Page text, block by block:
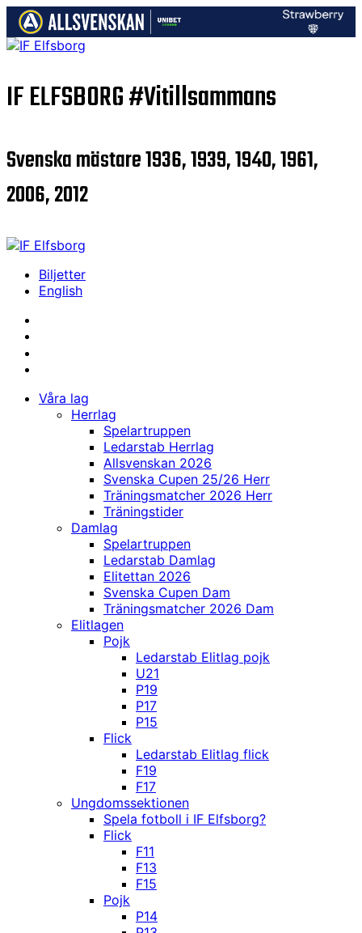
IF ELFSBORG#Vitillsammans
Svenska mästare 1936, 1939, 1940, 1961,
2006, 2012
Biljetter
English
Våra lag
Herrlag
Spelartruppen
Ledarstab Herrlag
Allsvenskan 2026
Svenska Cupen 25/26 Herr
Träningsmatcher 2026 Herr
Träningstider
Damlag
Spelartruppen
Ledarstab Damlag
Elitettan 2026
Svenska Cupen Dam
Träningsmatcher 2026 Dam
Elitlagen
Pojk
Ledarstab Elitlag pojk
U21
P19
P17
P15
Flick
Ledarstab Elitlag flick
F19
F17
Ungdomssektionen
Spela fotboll i IF Elfsborg?
Flick
F11
F13
F15
Pojk
P14